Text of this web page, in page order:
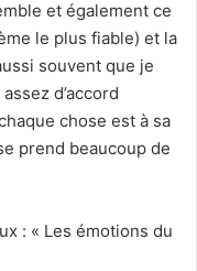
et également ce
le plus fiable) et la
souvent que je
d’accord
chose est à sa
prend beaucoup de
: « Les émotions du